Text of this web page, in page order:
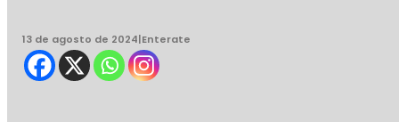
13 de agosto de 2024|Enterate